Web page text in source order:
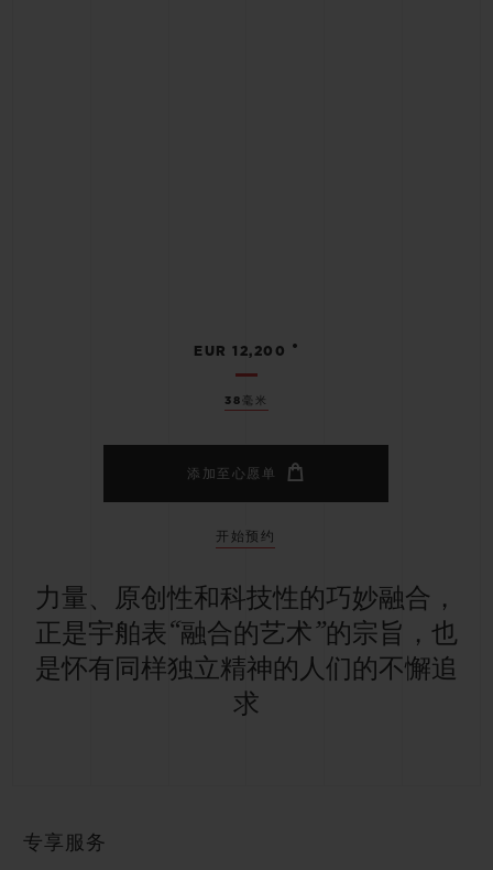
38毫米
EUR 12,200 •
添加至心愿单
开始预约
力量、原创性和科技性的巧妙融合，
正是宇舶表“融合的艺术”的宗旨，也
是怀有同样独立精神的人们的不懈追
求
专享服务